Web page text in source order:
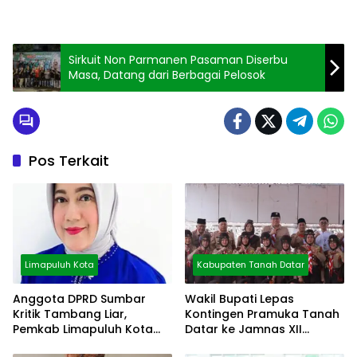
Sirkuit Non Parmanen Pasaman Diserbu
Masa, Datang dari Berbagai Pelosok
Pos Terkait
Limapuluh Kota
Anggota DPRD Sumbar
Kritik Tambang Liar,
Pemkab Limapuluh Kota
Kabupaten Tanah Datar
Wakil Bupati Lepas
Kontingen Pramuka Tanah
Datar ke Jamnas XII